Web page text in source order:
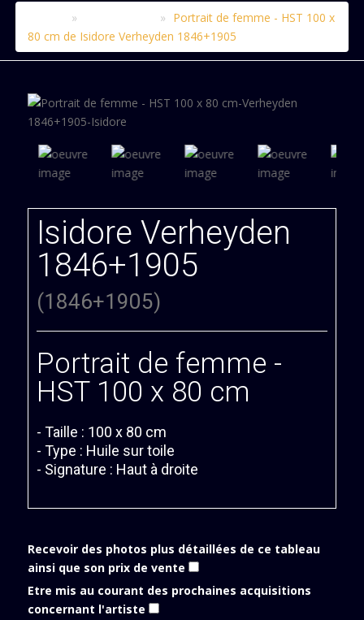
Portrait de femme - HST 100 x
80 cm de Isidore Verheyden 1846+1905
Isidore Verheyden
1846+1905
(1846+1905)
Portrait de femme -
HST 100 x 80 cm
- Taille : 100 x 80 cm
- Type : Huile sur toile
- Signature : Haut à droite
Recevoir des photos plus détaillées de ce tableau
ainsi que son prix de vente
Etre mis au courant des prochaines acquisitions
concernant l'artiste